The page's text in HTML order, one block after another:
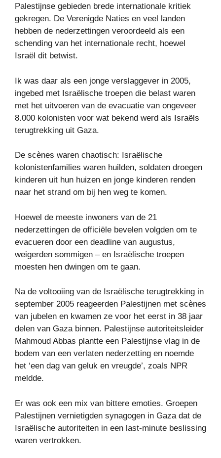
Palestijnse gebieden brede internationale kritiek
gekregen. De Verenigde Naties en veel landen
hebben de nederzettingen veroordeeld als een
schending van het internationale recht, hoewel
Israël dit betwist.
Ik was daar als een jonge verslaggever in 2005,
ingebed met Israëlische troepen die belast waren
met het uitvoeren van de evacuatie van ongeveer
8.000 kolonisten voor wat bekend werd als Israëls
terugtrekking uit Gaza.
De scènes waren chaotisch: Israëlische
kolonistenfamilies waren huilden, soldaten droegen
kinderen uit hun huizen en jonge kinderen renden
naar het strand om bij hen weg te komen.
Hoewel de meeste inwoners van de 21
nederzettingen de officiële bevelen volgden om te
evacueren door een deadline van augustus,
weigerden sommigen – en Israëlische troepen
moesten hen dwingen om te gaan.
Na de voltooiing van de Israëlische terugtrekking in
september 2005 reageerden Palestijnen met scènes
van jubelen en kwamen ze voor het eerst in 38 jaar
delen van Gaza binnen. Palestijnse autoriteitsleider
Mahmoud Abbas plantte een Palestijnse vlag in de
bodem van een verlaten nederzetting en noemde
het ‘een dag van geluk en vreugde’, zoals NPR
meldde.
Er was ook een mix van bittere emoties. Groepen
Palestijnen vernietigden synagogen in Gaza dat de
Israëlische autoriteiten in een last-minute beslissing
waren vertrokken.